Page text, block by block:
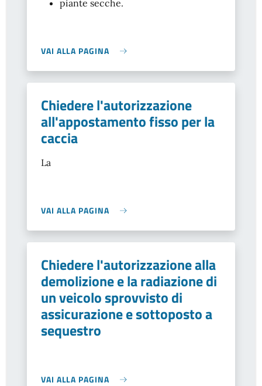
piante secche.
VAI ALLA PAGINA
Chiedere l'autorizzazione
all'appostamento fisso per la
caccia
La
VAI ALLA PAGINA
Chiedere l'autorizzazione alla
demolizione e la radiazione di
un veicolo sprovvisto di
assicurazione e sottoposto a
sequestro
VAI ALLA PAGINA